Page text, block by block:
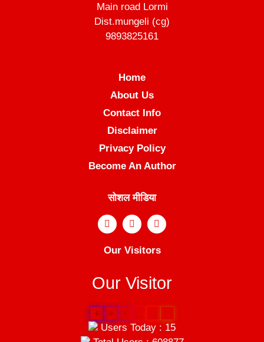
Main road Lormi
Dist.mungeli (cg)
9893825161
Home
About Us
Contact Info
Disclaimer
Privacy Policy
Become An Author
सोशल मीडिया
Our Visitors
Our Visitor
6 0
Users Today : 15